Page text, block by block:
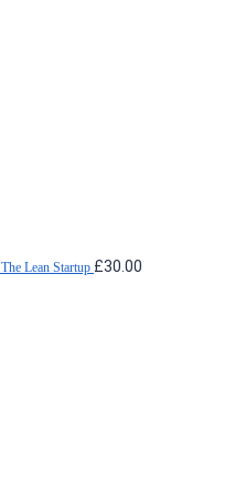
The Lean Startup £30.00